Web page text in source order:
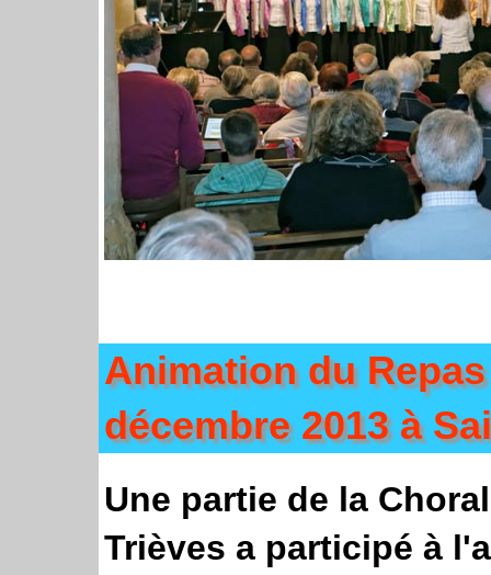
Animation du
décembre 2013 à
Une partie de la
Trièves a participé à